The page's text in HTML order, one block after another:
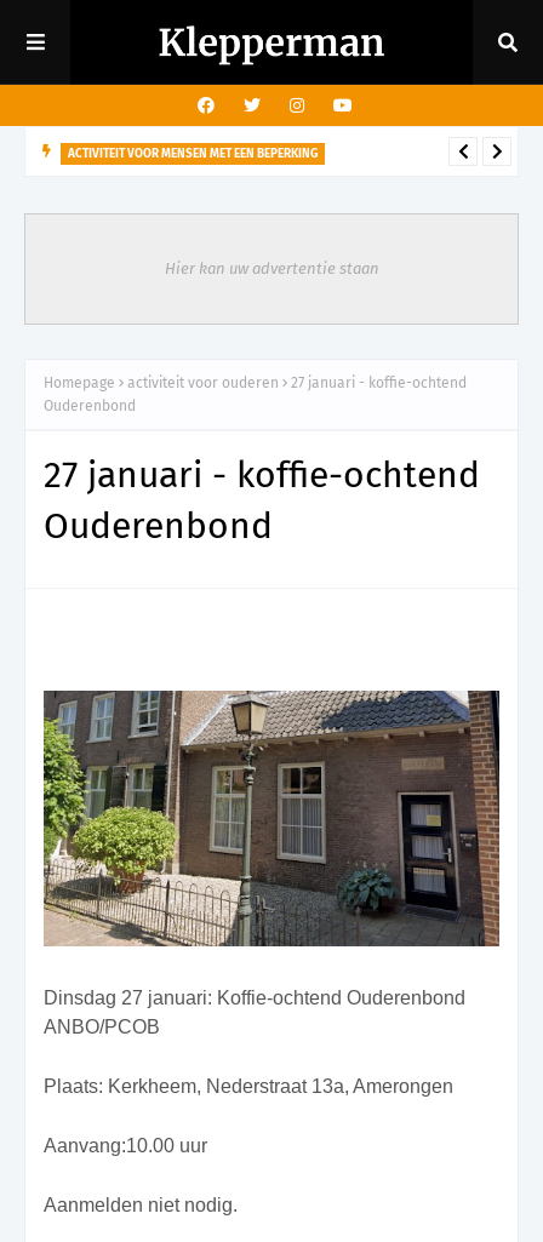
ACTIVITEIT VOOR MENSEN MET EEN BEPERKING
visuele beperking
Hier kan uw advertentie staan
Homepage activiteit voor ouderen
27 januari - koffie-ochtend
Ouderenbond
27 januari - koffie-ochtend
Ouderenbond
Dinsdag 27 januari: Koffie-ochtend Ouderenbond
ANBO/PCOB
Plaats: Kerkheem, Nederstraat 13a, Amerongen
Aanvang:10.00 uur
Aanmelden niet nodig.